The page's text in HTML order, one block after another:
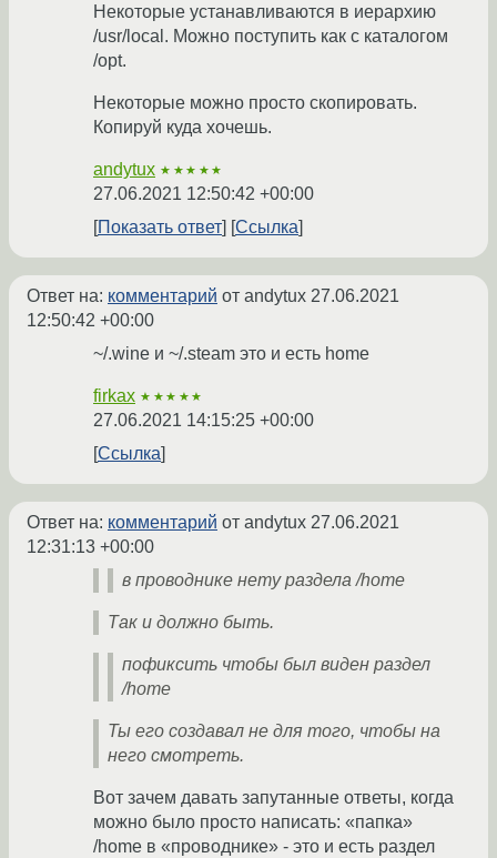
Некоторые устанавливаются в иерархию
/usr/local. Можно поступить как с каталогом
/opt.
Некоторые можно просто скопировать.
Копируй куда хочешь.
andytux ★★★★★
27.06.2021 12:50:42 +00:00
Показать ответ
Ссылка
Ответ на: комментарий от andytux 27.06.2021
12:50:42 +00:00
~/.wine и ~/.steam это и есть home
firkax ★★★★★
27.06.2021 14:15:25 +00:00
Ссылка
Ответ на: комментарий от andytux 27.06.2021
12:31:13 +00:00
в проводнике нету раздела /home
Так и должно быть.
пофиксить чтобы был виден раздел
/home
Ты его создавал не для того, чтобы на
него смотреть.
Вот зачем давать запутанные ответы, когда
можно было просто написать: «папка»
/home в «проводнике» - это и есть раздел